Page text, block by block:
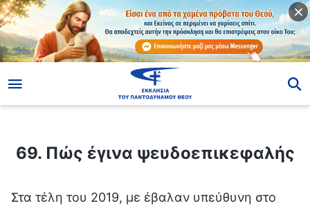
69. Πώς έγινα ψευδοεπικεφαλής
69. Πώς έγινα ψευδοεπικεφαλής
Στα τέλη του 2019, με έβαλαν υπεύθυνη στο